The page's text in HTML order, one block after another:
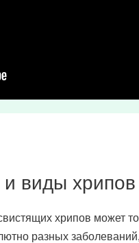
и виды хрипов
хрипов может
разных